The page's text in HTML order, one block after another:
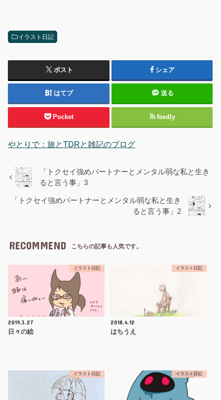
イラスト日記
ポスト シェア
はてブ 送る
Pocket feedly
やとりで：旅とTDRと雑記のブログ
「トクセイ強めパートナーとメンタル弱な私と生き
ると言う事」3
「トクセイ強めパートナーとメンタル弱な私と生き
ると言う事」2
RECOMMEND こちらの記事も人気です。
イラスト日記
2019.3.27
日々の絵
イラスト日記
2018.4.12
はちうえ
イラスト日記 イラスト日記